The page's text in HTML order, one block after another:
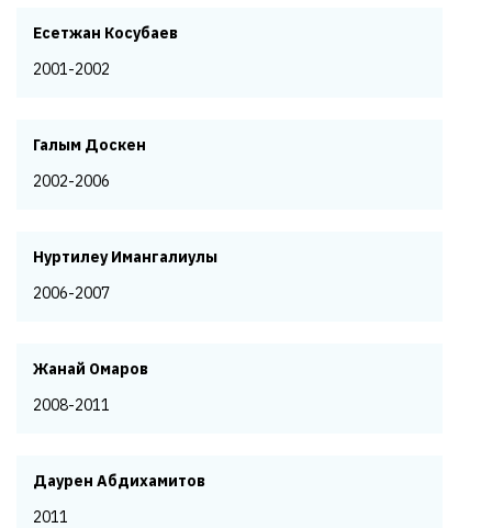
Есетжан Косубаев
2001-2002
Галым Доскен
2002-2006
Нуртилеу Имангалиулы
2006-2007
Жанай Омаров
2008-2011
Даурен Абдихамитов
2011